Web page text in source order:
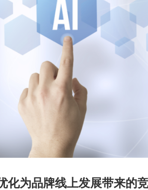
化为品牌线上发展带来的